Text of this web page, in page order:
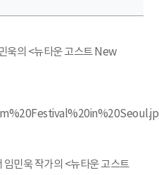
욱의 <뉴타운 고스트 New
민욱 작가의 <뉴타운 고스트